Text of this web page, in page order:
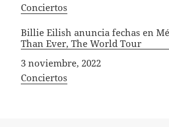
In relation to
Conciertos
Billie Eilish anuncia fechas en
Than Ever, The World Tour
Fecha
3 noviembre, 2022
In relation to
Conciertos